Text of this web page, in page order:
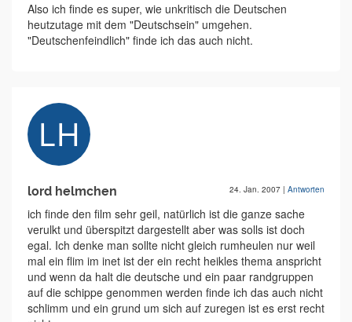
Also ich finde es super, wie unkritisch die Deutschen
heutzutage mit dem "Deutschsein" umgehen.
"Deutschenfeindlich" finde ich das auch nicht.
lord helmchen 24. Jan. 2007 | Antworten
ich finde den film sehr geil, natürlich ist die ganze sache
verulkt und überspitzt dargestellt aber was solls ist doch
egal. Ich denke man sollte nicht gleich rumheulen nur weil
mal ein flim im inet ist der ein recht heikles thema anspricht
und wenn da halt die deutsche und ein paar randgruppen
auf die schippe genommen werden finde ich das auch nicht
schlimm und ein grund um sich auf zuregen ist es erst recht